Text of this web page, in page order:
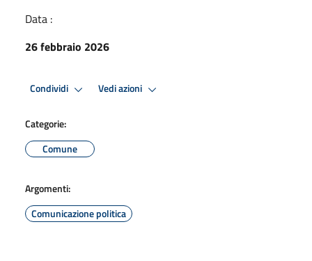
Data :
26 febbraio 2026
Condividi Vedi azioni
Categorie:
Comune
Argomenti:
Comunicazione politica